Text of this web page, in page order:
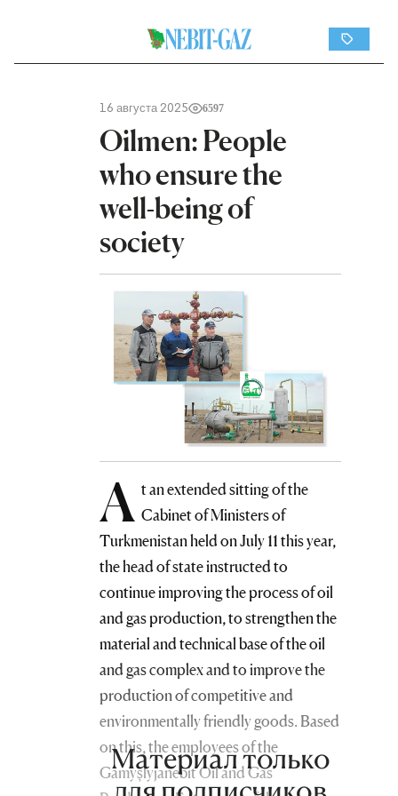
16 августа 2025 6597
Oilmen: People
who ensure the
well-being of
society
A t an extended sitting of the
Cabinet of Ministers of
Turkmenistan held on July 11 this year,
the head of state instructed to
continue improving the process of oil
and gas production, to strengthen the
material and technical base of the oil
and gas complex and to improve the
production of competitive and
environmentally friendly goods. Based
on this, the employees of the
Gamyşlyjanebit Oil and Gas
Материал только